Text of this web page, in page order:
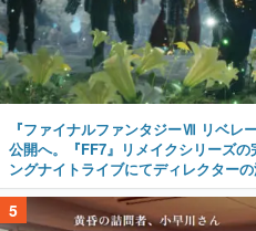
『ファイナルファンタジーⅦ リベレ
公開へ。『FF7』リメイクシリーズ
ングナイトライブにてディレクター
5